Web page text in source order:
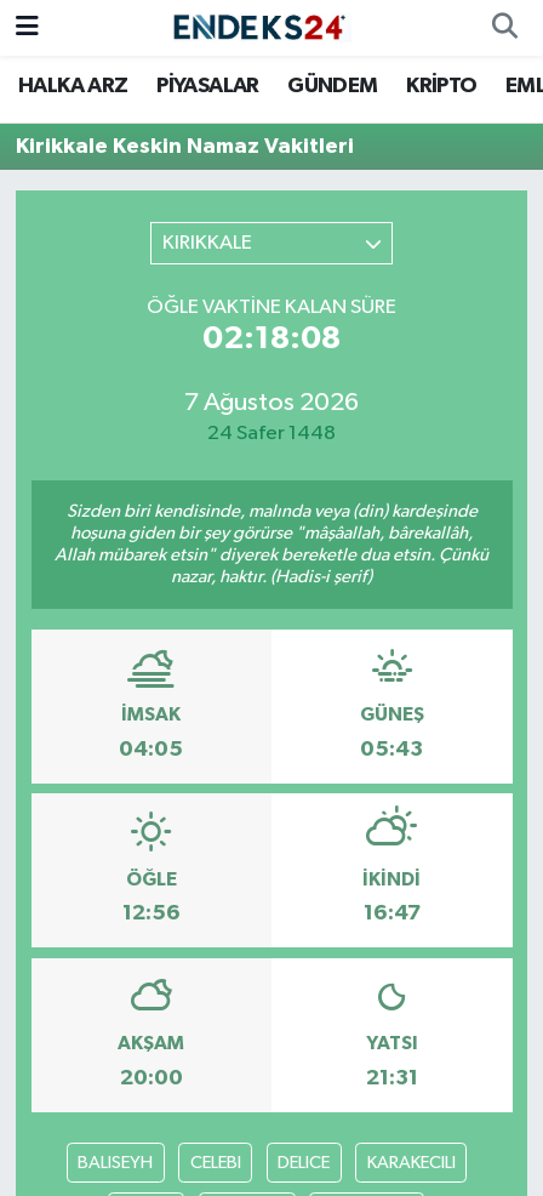
HALKA ARZ PİYASALAR GÜNDEM KRİPTO
Kirikkale Keskin Namaz Vakitleri
KIRIKKALE
ÖĞLE VAKTINE KALAN SÜRE
02:18:08
7 Ağustos 2026
24 Safer 1448
Sizden biri kendisinde, malında veya (din) kardeşinde
hoşuna giden bir şey görürse "mâşâallah, bârekallâh,
Allah mübarek etsin" diyerek bereketle dua etsin. Çünkü
nazar, haktır. (Hadis-i şerif)
İMSAK
04:05
GÜNEŞ
05:43
ÖĞLE
12:56
İKINDI
16:47
AKŞAM
20:00
YATSI
21:31
BALISEYH CELEBI DELICE KARAKECILI
EMLAK
ENERJİ
SAVUNMA
Nöbetçi Eczaneler
Hava Durumu
Tüm Manşetler
Son Dakika Haberleri